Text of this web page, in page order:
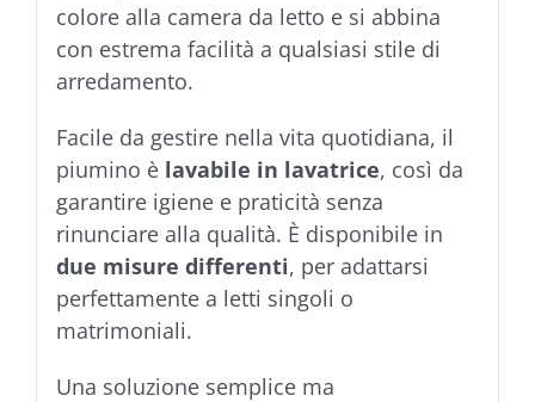
colore alla camera da letto e si abbina
con estrema facilità a qualsiasi stile di
arredamento.
Facile da gestire nella vita quotidiana, il
piumino è lavabile in lavatrice, così da
garantire igiene e praticità senza
rinunciare alla qualità. È disponibile in
due misure differenti, per adattarsi
perfettamente a letti singoli o
matrimoniali.
Una soluzione semplice ma